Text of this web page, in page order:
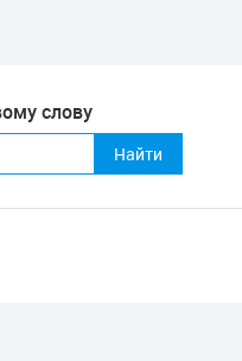
слову
Найти